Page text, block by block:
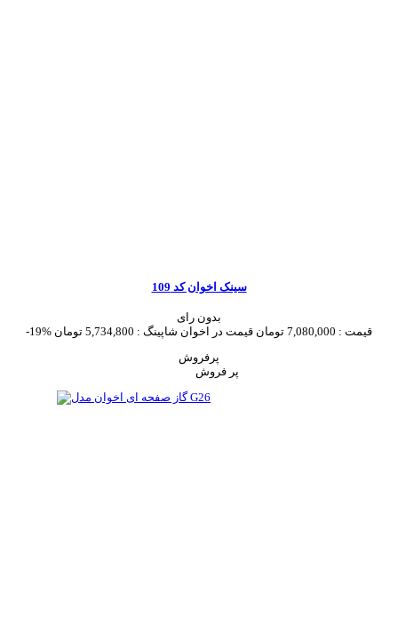
سینک اخوان کد 109
بدون رای
-19%
قیمت : 7,080,000 تومان قیمت در اخوان شاپینگ : 5,734,800 تومان
پرفروش